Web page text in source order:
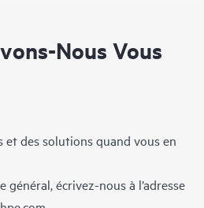
Nous Vous
et des solutions quand vous en
général, écrivez-nous à l’adresse